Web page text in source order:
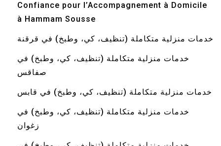
Confiance pour l’Accompagnement à Domicile
à Hammam Sousse
خدمات منزلية متكاملة (تنظيف، كي، وطبخ) في قرقنة
خدمات منزلية متكاملة (تنظيف، كي، وطبخ) في
صفاقس
خدمات منزلية متكاملة (تنظيف، كي، وطبخ) في قابس
خدمات منزلية متكاملة (تنظيف، كي، وطبخ) في
زغوان